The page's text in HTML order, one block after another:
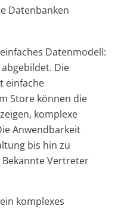
Datenbanken
Datenmodell:
Die
einfache
Store können die
komplexe
Anwendbarkeit
bis hin zu
Vertreter
komplexes